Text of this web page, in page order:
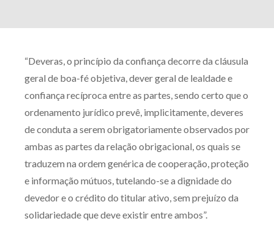
“Deveras, o princípio da confiança decorre da cláusula
geral de boa-fé objetiva, dever geral de lealdade e
confiança recíproca entre as partes, sendo certo que o
ordenamento jurídico prevê, implicitamente, deveres
de conduta a serem obrigatoriamente observados por
ambas as partes da relação obrigacional, os quais se
traduzem na ordem genérica de cooperação, proteção
e informação mútuos, tutelando-se a dignidade do
devedor e o crédito do titular ativo, sem prejuízo da
solidariedade que deve existir entre ambos”.